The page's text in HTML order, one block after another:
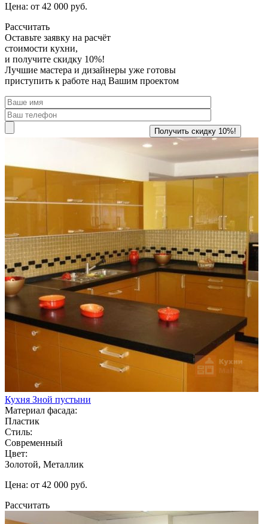
Цена: от 42 000 руб.
Рассчитать
Оставьте заявку на расчёт
стоимости кухни,
и получите скидку 10%!
Лучшие мастера и дизайнеры уже готовы
приступить к работе над Вашим проектом
Кухня Зной пустыни
Материал фасада:
Пластик
Стиль:
Современный
Цвет:
Золотой, Металлик
Цена: от 42 000 руб.
Рассчитать